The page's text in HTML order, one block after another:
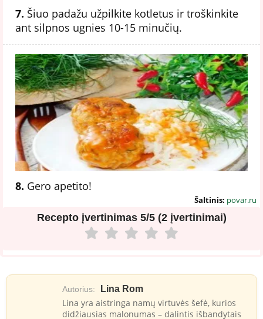
7. Šiuo padažu užpilkite kotletus ir troškinkite
ant silpnos ugnies 10-15 minučių.
8. Gero apetito!
Šaltinis: povar.ru
Recepto įvertinimas 5/5 (2 įvertinimai)
Autorius: Lina Rom
Lina yra aistringa namų virtuvės šefė, kurios
didžiausias malonumas – dalintis išbandytais